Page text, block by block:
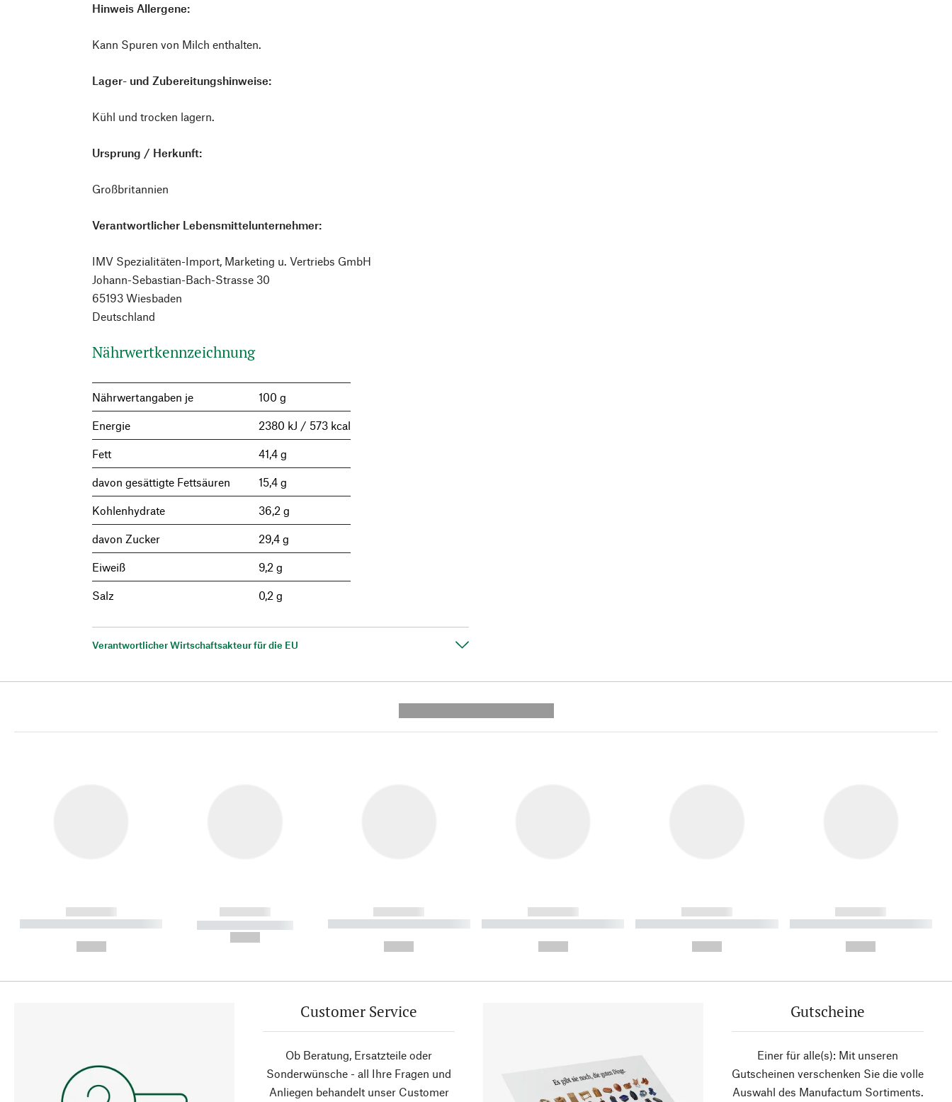
Hinweis Allergene:
Kann Spuren von Milch enthalten.
Lager- und Zubereitungshinweise:
Kühl und trocken lagern.
Ursprung / Herkunft:
Großbritannien
Verantwortlicher Lebensmittelunternehmer:
IMV Spezialitäten-Import, Marketing u. Vertriebs GmbH
Johann-Sebastian-Bach-Strasse 30
65193 Wiesbaden
Deutschland
Nährwertkennzeichnung
Nährwertangaben je 100 g
Energie 2380 kJ / 573 kcal
Fett 41,4 g
davon gesättigte Fettsäuren 15,4 g
Kohlenhydrate 36,2 g
davon Zucker 29,4 g
Eiweiß 9,2 g
Salz 0,2 g
Verantwortlicher Wirtschaftsakteur für die EU
------------
----------- ----------- ----------
------------
----------- -----------
------------
----------- ----------- ----------
------------
----------- ----------- ----------
------------
----------- ----------- ----------
------------
----------- ----------- ----------
Customer Service
Ob Beratung, Ersatzteile oder
Sonderwünsche - all Ihre Fragen und
Anliegen behandelt unser Customer
Gutscheine
Einer für alle(s): Mit unseren
Gutscheinen verschenken Sie die volle
Auswahl des Manufactum Sortiments.